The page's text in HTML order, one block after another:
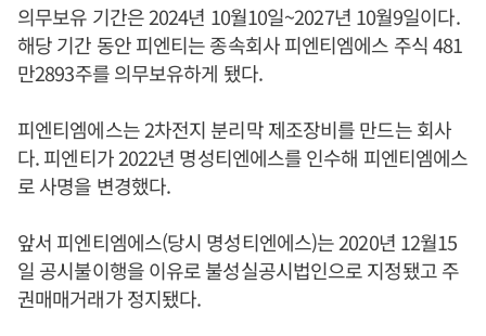
의무보유 기간은 2024년 10월10일~2027년 10월9일이다.
해당 기간 동안 피엔티는 종속회사 피엔티엠에스 주식 481
만2893주를 의무보유하게 됐다.
피엔티엠에스는 2차전지 분리막 제조장비를 만드는 회사
다. 피엔티가 2022년 명성티엔에스를 인수해 피엔티엠에스
로 사명을 변경했다.
앞서 피엔티엠에스(당시 명성티엔에스)는 2020년 12월15
일 공시불이행을 이유로 불성실공시법인으로 지정됐고 주
권매매거래가 정지됐다.